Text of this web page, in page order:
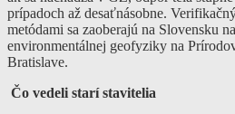
prípadoch až desaťnásobne.
metódami sa zaoberajú na Slovensku
environmentálnej geofyziky na
Bratislave.
Čo vedeli starí stavitelia